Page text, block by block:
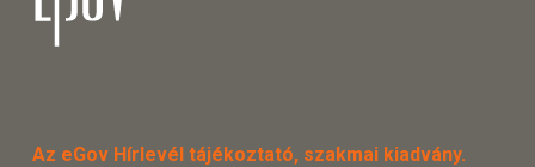
Az eGov Hírlevél tájékoztató, szakmai kiadvány.